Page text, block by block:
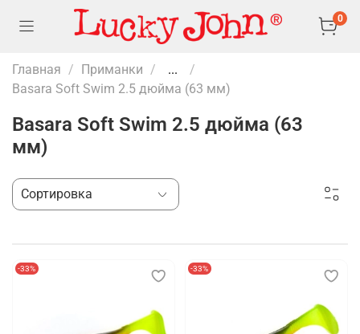
0
Главная Приманки
...
Basara Soft Swim 2.5 дюйма (63 мм)
Basara Soft Swim 2.5 дюйма (63
мм)
-33% -33%